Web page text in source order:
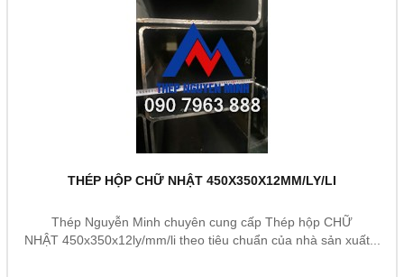
THÉP HỘP CHỮ NHẬT 450X350X12MM/LY/LI
Thép Nguyễn Minh chuyên cung cấp Thép hộp CHỮ
NHẬT 450x350x12ly/mm/li theo tiêu chuẩn của nhà sản xuất...